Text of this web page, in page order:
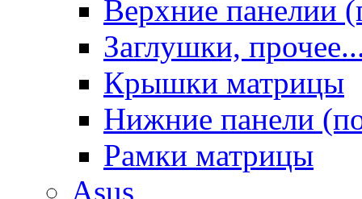
Верхние панелии
Заглушки,
Крышки матрицы
Нижние панели
Рамки матрицы
Asus